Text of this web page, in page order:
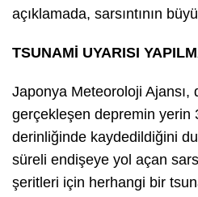
açıklamada, sarsıntının
TSUNAMİ UYARISI
Japonya Meteoroloji Ajansı,
gerçekleşen depremin yerin
derinliğinde kaydedildiğini
süreli endişeye yol açan
şeritleri için herhangi bir